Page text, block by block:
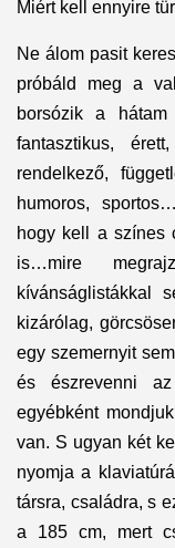
Miért kell ennyire
Ne álom pasit
próbáld meg a
borsózik a hátam
fantasztikus,
rendelkező,
humoros,
hogy kell a színes
is…mire
kizárólag,
egy szemernyit
és észrevenni
egyébként
van. S ugyan két
nyomja a
társra, családra, s
a 185 cm, mert